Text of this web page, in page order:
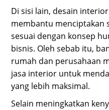
Di sisi lain, desain
membantu menciptakan
sesuai dengan konsep
bisnis. Oleh sebab itu,
rumah dan perusahaan
jasa interior untuk
yang lebih maksimal.
Selain meningkatkan